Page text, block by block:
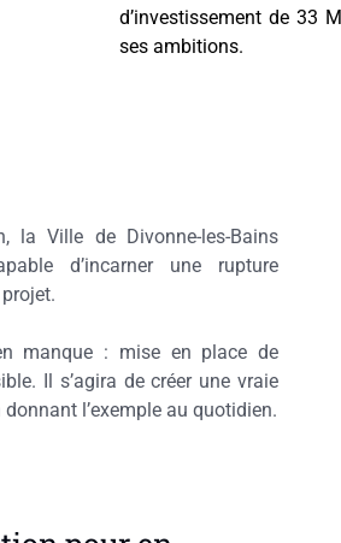
d’investissement de 33
ses ambitions.
la Ville de Divonne-les-Bains
d’incarner une rupture
manque : mise en place de
Il s’agira de créer une vraie
l’exemple au quotidien.